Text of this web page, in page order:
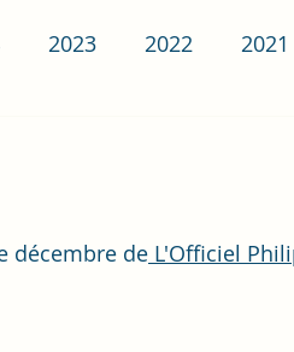
2023 2022 2021
décembre de L'Officiel